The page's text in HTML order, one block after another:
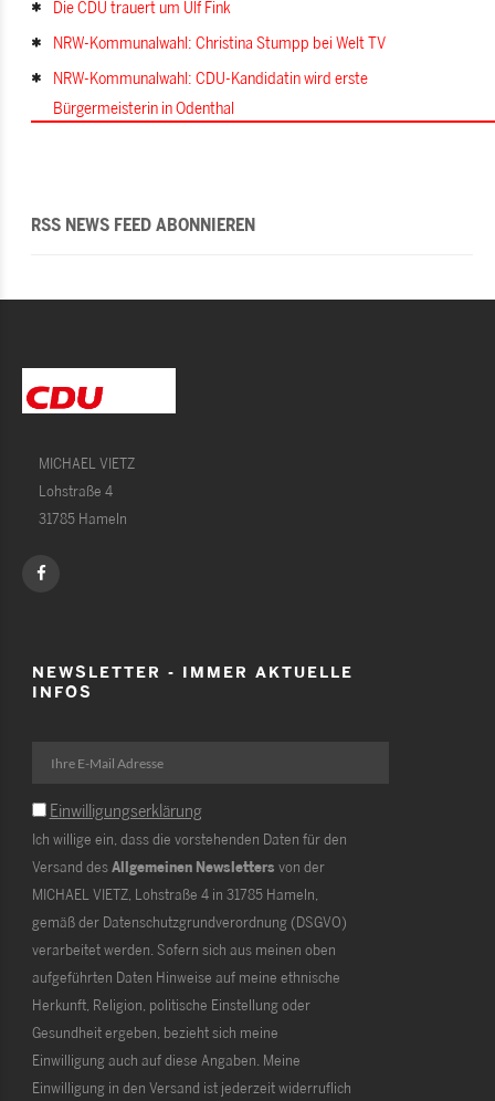
Die CDU trauert um Ulf Fink
NRW-Kommunalwahl: Christina Stumpp bei Welt TV
NRW-Kommunalwahl: CDU-Kandidatin wird erste
Bürgermeisterin in Odenthal
RSS NEWS FEED ABONNIEREN
MICHAEL VIETZ
Lohstraße 4
31785 Hameln
NEWSLETTER - IMMER AKTUELLE
INFOS
Einwilligungserklärung
Ich willige ein, dass die vorstehenden Daten für den
Versand desAllgemeinen Newsletters von der
MICHAEL VIETZ, Lohstraße 4 in 31785 Hameln,
gemäß der Datenschutzgrundverordnung (DSGVO)
verarbeitet werden. Sofern sich aus meinen oben
aufgeführten Daten Hinweise auf meine ethnische
Herkunft, Religion, politische Einstellung oder
Gesundheit ergeben, bezieht sich meine
Einwilligung auch auf diese Angaben. Meine
Einwilligung in den Versand ist jederzeit widerruflich